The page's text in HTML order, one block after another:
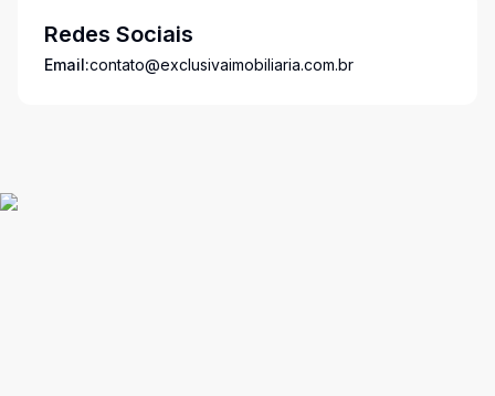
Redes Sociais
Email:contato@exclusivaimobiliaria.com.br